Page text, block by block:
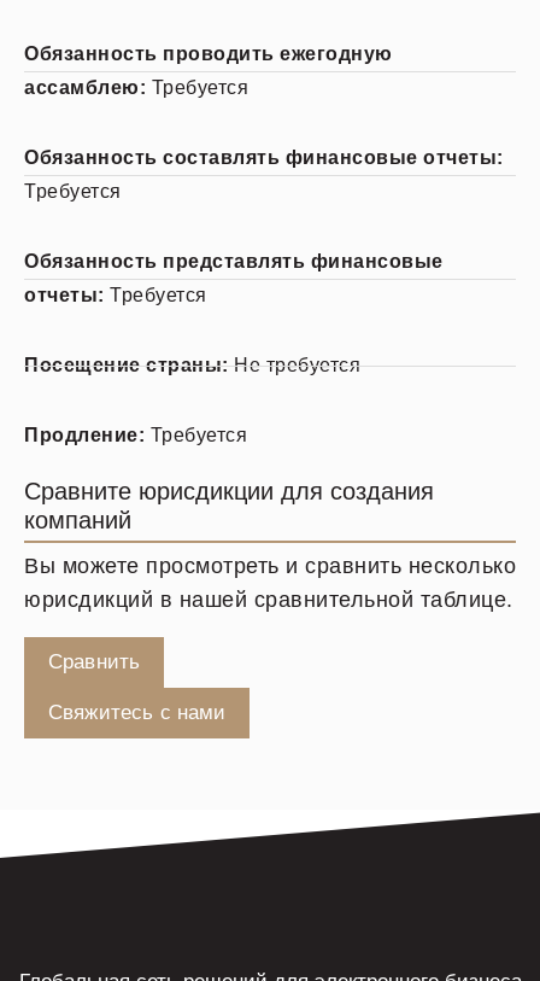
Обязанность проводить ежегодную
ассамблею: Требуется
Обязанность составлять финансовые отчеты:
Требуется
Обязанность представлять финансовые
отчеты: Требуется
Посещение страны:Не требуется
Продление: Требуется
Сравните юрисдикции для создания
компаний
Вы можете просмотреть и сравнить несколько
юрисдикций в нашей сравнительной таблице.
Сравнить
Свяжитесь с нами